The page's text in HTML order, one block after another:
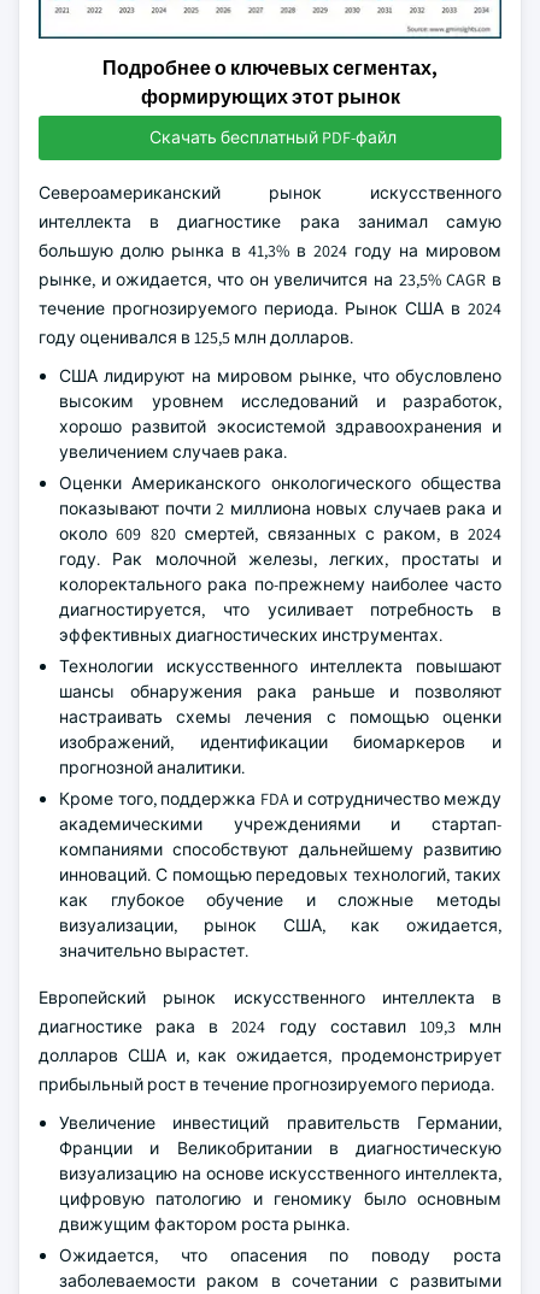
Подробнее о ключевых сегментах,
формирующих этот рынок
Скачать бесплатный PDF-файл
Североамериканский рынок искусственного
интеллекта в диагностике рака занимал самую
большую долю рынка в 41,3% в 2024 году на мировом
рынке, и ожидается, что он увеличится на 23,5% CAGR в
течение прогнозируемого периода. Рынок США в 2024
году оценивался в 125,5 млн долларов.
США лидируют на мировом рынке, что обусловлено
высоким уровнем исследований и разработок,
хорошо развитой экосистемой здравоохранения и
увеличением случаев рака.
Оценки Американского онкологического общества
показывают почти 2 миллиона новых случаев рака и
около 609 820 смертей, связанных с раком, в 2024
году. Рак молочной железы, легких, простаты и
колоректального рака по-прежнему наиболее часто
диагностируется, что усиливает потребность в
эффективных диагностических инструментах.
Технологии искусственного интеллекта повышают
шансы обнаружения рака раньше и позволяют
настраивать схемы лечения с помощью оценки
изображений, идентификации биомаркеров и
прогнозной аналитики.
Кроме того, поддержка FDA и сотрудничество между
академическими учреждениями и стартап-
компаниями способствуют дальнейшему развитию
инноваций. С помощью передовых технологий, таких
как глубокое обучение и сложные методы
визуализации, рынок США, как ожидается,
значительно вырастет.
Европейский рынок искусственного интеллекта в
диагностике рака в 2024 году составил 109,3 млн
долларов США и, как ожидается, продемонстрирует
прибыльный рост в течение прогнозируемого периода.
Увеличение инвестиций правительств Германии,
Франции и Великобритании в диагностическую
визуализацию на основе искусственного интеллекта,
цифровую патологию и геномику было основным
движущим фактором роста рынка.
Ожидается, что опасения по поводу роста
заболеваемости раком в сочетании с развитыми